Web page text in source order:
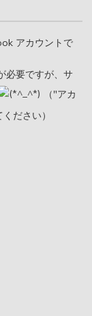
アカウントで
必要ですが、サ
（"アカ
ださい）